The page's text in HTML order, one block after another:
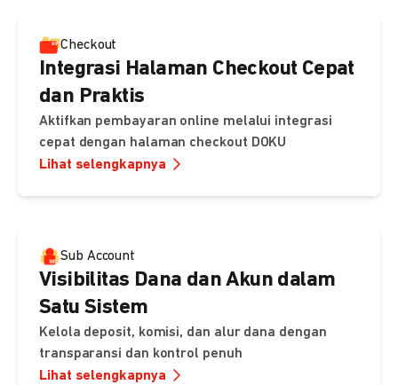
Checkout
Integrasi Halaman Checkout Cepat
dan Praktis
Aktifkan pembayaran online melalui integrasi
cepat dengan halaman checkout DOKU
Lihat selengkapnya
Sub Account
Visibilitas Dana dan Akun dalam
Satu Sistem
Kelola deposit, komisi, dan alur dana dengan
transparansi dan kontrol penuh
Lihat selengkapnya